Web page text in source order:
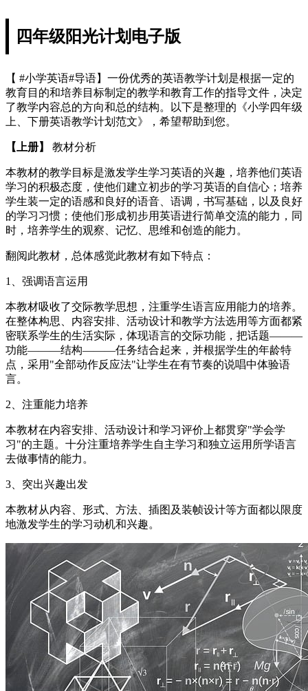
四年级阳光计划电子版
【 #小学英语#导语】一份优秀的英语教学计划是根据一定的
教育目的和培养目标制定的教学和教育工作的指导文件，决定
了教学内容总的方向和总的结构。以下是整理的《小学四年级
上、下册英语教学计划范文》，希望帮助到您。
【上册】 教材分析
本教材的教学目标是激发学生学习英语的兴趣，培养他们英语
学习的积极态度，使他们建立初步的学习英语的自信心；培养
学生装一定的语感和良好的语音、语调，书写基础，以及良好
的学习习惯；使他们形成初步用英语进行简单交流的能力，同
时，培养学生的观察、记忆、思维和创造的能力。
翻阅此教材，总体感觉此教材有如下特点：
1、强调语言运用
本教材吸收了交际教学思想，注重学生语言应用能力的培养。
在整体构思、内容安排、活动设计和教学方法选用等方面都紧
密联系学生的生活实际，体现语言的交际功能，把话题———
功能———结构———任务结合起来，并根据学生的年龄特
点，采用"全部动作反应法"让学生在有节奏的说唱中体验语
言。
2、注重能力培养
本教材在内容安排、活动设计和学习评价上都贯穿"学会学
习"的主题。十分注重培养学生自主学习和独立运用所学语言
去做事情的能力。
3、突出兴趣出发
本教材从内容、形式、方法、插图及装帧设计等方面都以限度
地激发学生的学习动机和兴趣。